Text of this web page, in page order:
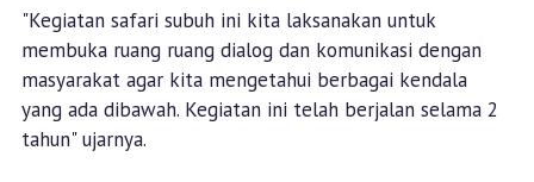
"Kegiatan safari subuh ini kita laksanakan untuk
membuka ruang ruang dialog dan komunikasi dengan
masyarakat agar kita mengetahui berbagai kendala
yang ada dibawah. Kegiatan ini telah berjalan selama 2
tahun" ujarnya.